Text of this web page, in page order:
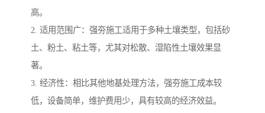
高。
2. 适用范围广：强夯施工适用于多种土壤类型，包括砂
土、粉土、粘土等，尤其对松散、湿陷性土壤效果显
著。
3. 经济性：相比其他地基处理方法，强夯施工成本较
低，设备简单，维护费用少，具有较高的经济效益。